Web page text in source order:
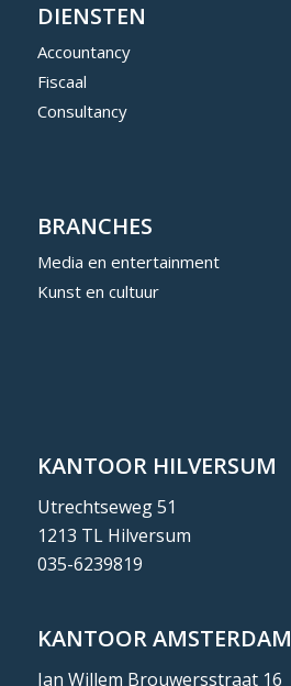
DIENSTEN
Accountancy
Fiscaal
Consultancy
BRANCHES
Media en entertainment
Kunst en cultuur
KANTOOR HILVERSUM
Utrechtseweg 51
1213 TL Hilversum
035-6239819
KANTOOR AMSTERDAM
Jan Willem Brouwersstraat 16